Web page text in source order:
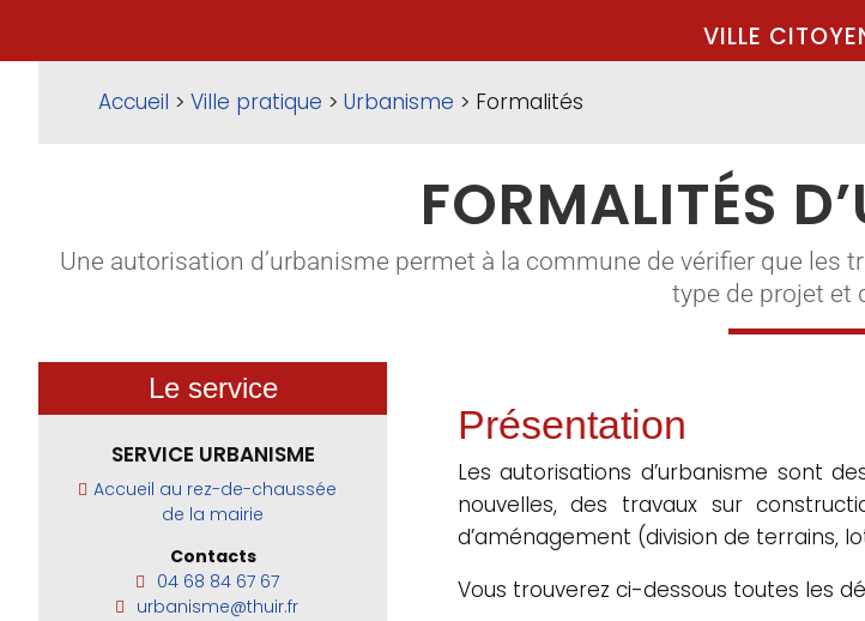
VILLE
Accueil > Ville pratique > Urbanisme > Formalités
FORMALITÉS
Une autorisation d’urbanisme permet à la commune de vérifier que les
type de projet et
Le service
SERVICE URBANISME
Accueil au rez-de-chaussée
de la mairie
Contacts
04 68 84 67 67
urbanisme@thuir.fr
Présentation
Les autorisations d’urbanisme sont
nouvelles, des travaux sur
d’aménagement (division de terrains,
Vous trouverez ci-dessous toutes les